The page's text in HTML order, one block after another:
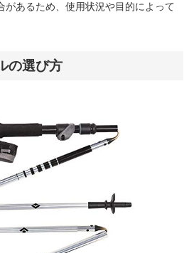
があるため、使用状況や目的によって
の選び方